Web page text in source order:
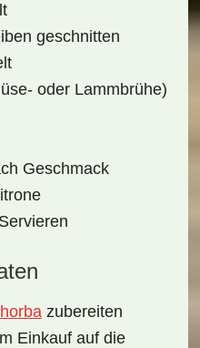
geschnitten
oder Lammbrühe)
Geschmack
zubereiten
Einkauf auf die